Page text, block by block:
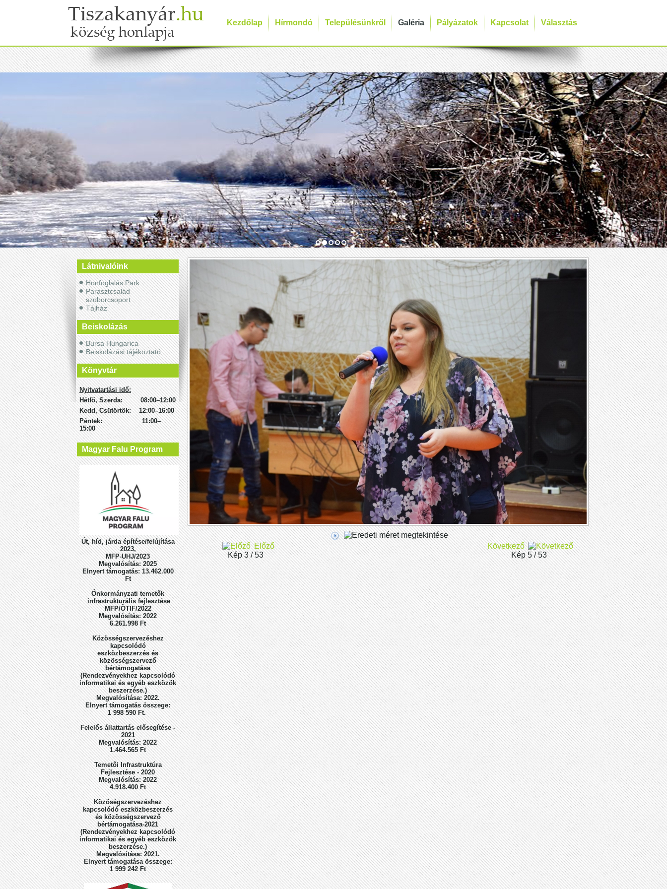
Kezdőlap Hírmondó Településünkről Galéria Pályázatok Kapcsolat Választás
Látnivalóink
Honfoglalás Park
Parasztcsalád
szoborcsoport
Tájház
Beiskolázás
Bursa Hungarica
Beiskolázási tájékoztató
Könyvtár
Nyitvatartási idő:
Hétfő, Szerda: 08:00–12:00
Kedd, Csütörtök: 12:00–16:00
Péntek: 11:00–
15:00
Magyar Falu Program
Út, híd, járda építése/felújítása
2023,
MFP-UHJ/2023
Megvalósítás: 2025
Elnyert támogatás: 13.462.000
Ft
Önkormányzati temetők
infrastrukturális fejlesztése
MFP/ÖTIF/2022
Megvalósítás: 2022
6.261.998 Ft
Közösségszervezéshez
kapcsolódó
eszközbeszerzésés
közösségszervező
bértámogatása
(Rendezvényekhez kapcsolódó
informatikaiés egyéb eszközök
beszerzése.)
Megvalósítása: 2022.
Elnyert támogatás összege:
1 998 590 Ft.
Felelős állattartás elősegítése -
2021
Megvalósítás: 2022
1.464.565 Ft
Temetői Infrastruktúra
Fejlesztése - 2020
Megvalósítás: 2022
4.918.400 Ft
Közöségszervezéshez
kapcsolódó eszközbeszerzés
és közösségszervező
bértámogatása-2021
(Rendezvényekhez kapcsolódó
informatikai és egyéb eszközök
beszerzése.)
Megvalósítása: 2021.
Elnyert támogatása összege:
1 999 242 Ft
Előző
Kép 3 / 53
Következő
Kép 5 / 53